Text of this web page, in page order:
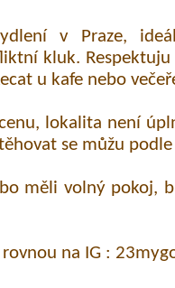
v Praze,
kluk.
u kafe nebo
lokalita není
se můžu
měli volný pokoj,
na IG :